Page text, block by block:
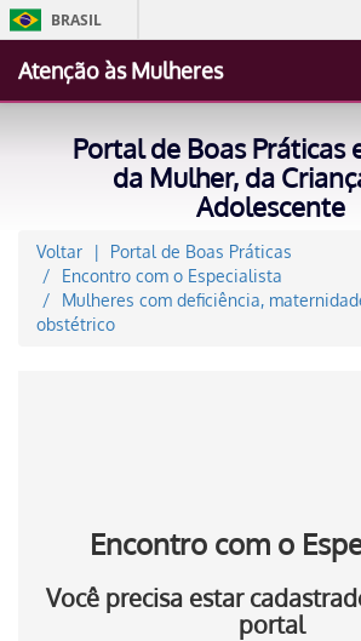
BRASIL
Atenção às Mulheres
Portal de Boas Práticas
da Mulher, da
Adolescente
Voltar
Portal de Boas Práticas
Encontro com o Especialista
Mulheres com deficiência,
obstétrico
Encontro com o
Você precisa estar
portal